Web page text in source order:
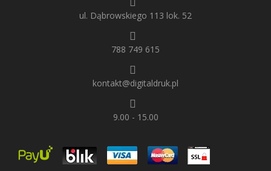
ul. Dąbrowskiego 113 lok. 52
788 749 615
kontakt@digitaldruk.pl
9.00 - 15.00